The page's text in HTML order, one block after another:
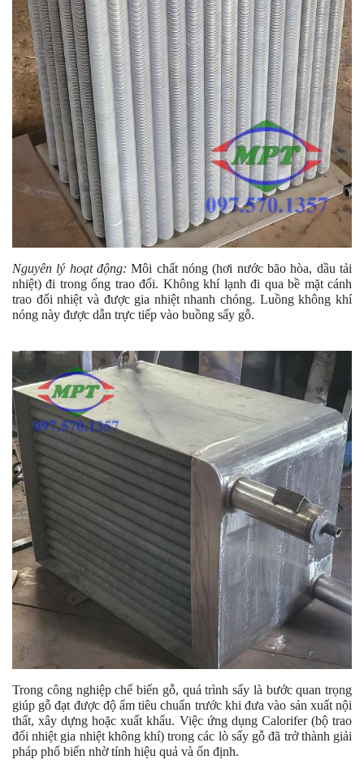
Nguyên lý hoạt động: Môi chất nóng (hơi nước bão hòa, dầu tải
nhiệt) đi trong ống trao đổi. Không khí lạnh đi qua bề mặt cánh
trao đổi nhiệt và được gia nhiệt nhanh chóng. Luồng không khí
nóng này được dẫn trực tiếp vào buồng sấy gỗ.
Trong công nghiệp chế biến gỗ, quá trình sấy là bước quan trọng
giúp gỗ đạt được độ ẩm tiêu chuẩn trước khi đưa vào sản xuất nội
thất, xây dựng hoặc xuất khẩu. Việc ứng dụng Calorifer (bộ trao
đổi nhiệt gia nhiệt không khí) trong các lò sấy gỗ đã trở thành giải
pháp phổ biến nhờ tính hiệu quả và ổn định.